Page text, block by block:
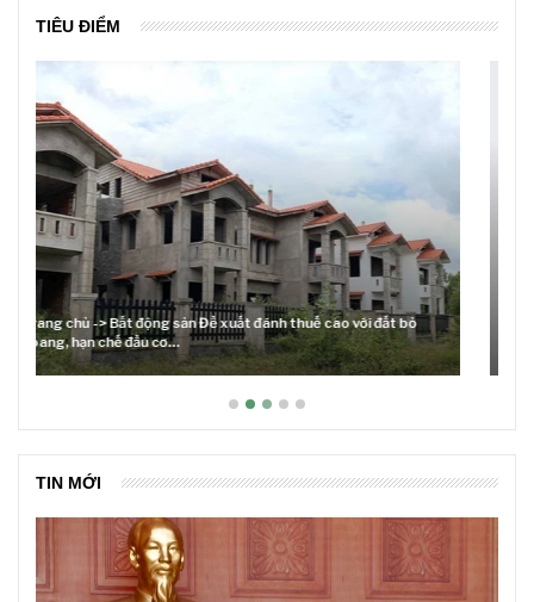
TIÊU ĐIỂM
Lãi suất neo cao và cuộc tái cơ cấu trên thị trường BĐS
TIN MỚI